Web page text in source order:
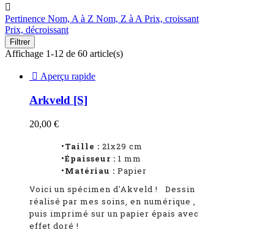

Pertinence Nom, A à Z Nom, Z à A Prix, croissant
Prix, décroissant
Filtrer
Affichage 1-12 de 60 article(s)
 Aperçu rapide
Arkveld [S]
20,00 €
•Taille : 21x29 cm
•Épaisseur : 1 mm
•Matériau : Papier
Voici un spécimen d'Akveld !
Dessin
réalisé par mes soins, en numérique ,
puis imprimé sur un papier épais avec
effet doré !